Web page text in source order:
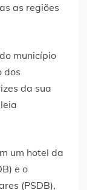
as regiões
município
dos
da sua
um hotel da
e o
(PSDB),